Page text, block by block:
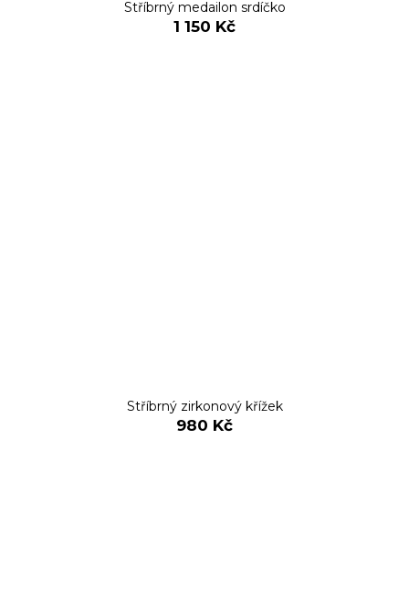
Stříbrný medailon srdíčko
1 150 Kč
Stříbrný zirkonový křížek
980 Kč